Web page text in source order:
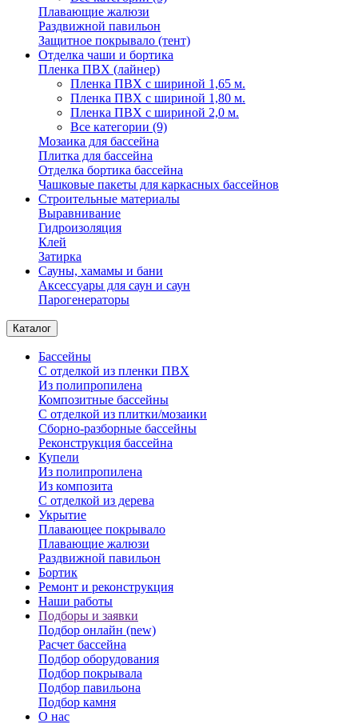
Плавающие жалюзи
Раздвижной павильон
Защитное покрывало (тент)
Отделка чаши и бортика
Пленка ПВХ (лайнер)
Пленка ПВХ с шириной 1,65 м.
Пленка ПВХ с шириной 1,80 м.
Пленка ПВХ с шириной 2,0 м.
Все категории (9)
Мозаика для бассейна
Плитка для бассейна
Отделка бортика бассейна
Чашковые пакеты для каркасных бассейнов
Строительные материалы
Выравнивание
Гидроизоляция
Клей
Затирка
Сауны, хамамы и бани
Аксессуары для саун и саун
Парогенераторы
Каталог
Бассейны
С отделкой из пленки ПВХ
Из полипропилена
Композитные бассейны
С отделкой из плитки/мозаики
Сборно-разборные бассейны
Реконструкция бассейна
Купели
Из полипропилена
Из композита
С отделкой из дерева
Укрытие
Плавающее покрывало
Плавающие жалюзи
Раздвижной павильон
Бортик
Ремонт и реконструкция
Наши работы
Подборы и заявки
Подбор онлайн (new)
Расчет бассейна
Подбор оборудования
Подбор покрывала
Подбор павильона
Подбор камня
О нас